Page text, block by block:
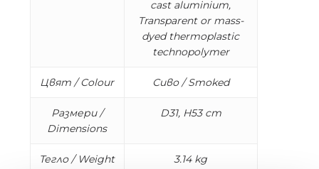
cast aluminium,
Transparent or mass-
dyed thermoplastic
technopolymer
Цвят / Colour Сиво / Smoked
Размери /
Dimensions
D31, H53 cm
Тегло / Weight 3.14 kg